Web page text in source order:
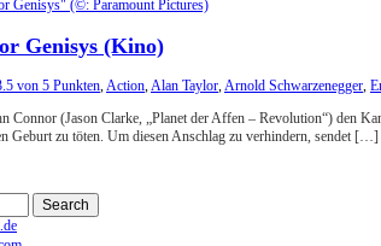
Genisys (Kino)
von 5 Punkten,Action,Alan Taylor,Arnold Schwarzenegger,
Connor (Jason Clarke, „Planet der Affen – Revolution“) den
Geburt zu töten. Um diesen Anschlag zu verhindern, sendet […]